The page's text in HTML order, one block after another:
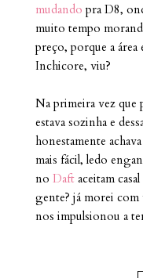
mudando pra D8,
muito tempo
preço, porque a área
Inchicore, viu?
Na primeira vez que
estava sozinha e
honestamente
mais fácil, ledo
no Daft aceitam
gente? já morei com
nos impulsionou a